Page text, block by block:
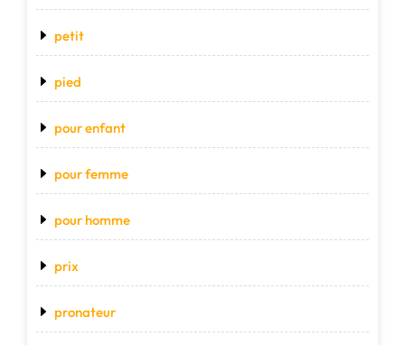
petit
pied
pour enfant
pour femme
pour homme
prix
pronateur